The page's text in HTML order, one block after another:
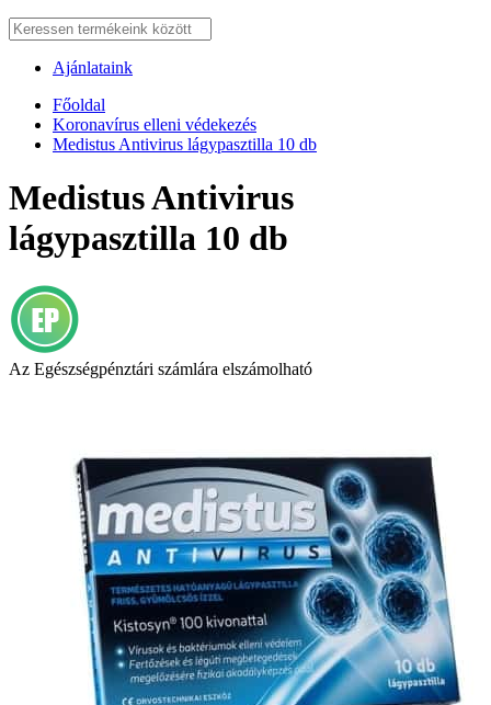
Ajánlataink
Főoldal
Koronavírus elleni védekezés
Medistus Antivirus lágypasztilla 10 db
Medistus Antivirus
lágypasztilla 10 db
Az Egészségpénztári számlára elszámolható